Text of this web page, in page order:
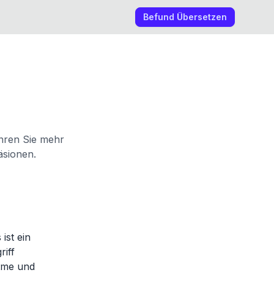
Befund Übersetzen
Sie mehr
ist ein
und